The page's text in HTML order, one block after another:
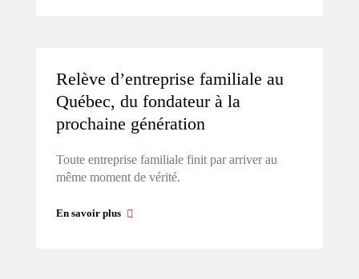
Relève d’entreprise familiale au
Québec, du fondateur à la
prochaine génération
Toute entreprise familiale finit par arriver au
même moment de vérité.
En savoir plus